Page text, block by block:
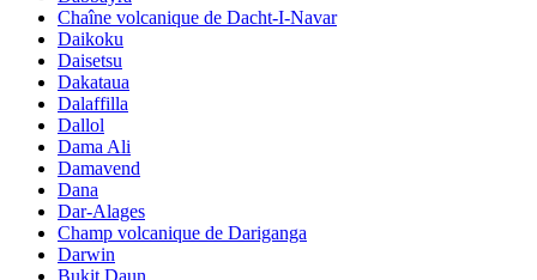
Chaîne volcanique de Dacht-I-Navar
Daikoku
Daisetsu
Dakataua
Dalaffilla
Dallol
Dama Ali
Damavend
Dana
Dar-Alages
Champ volcanique de Dariganga
Darwin
Bukit Daun